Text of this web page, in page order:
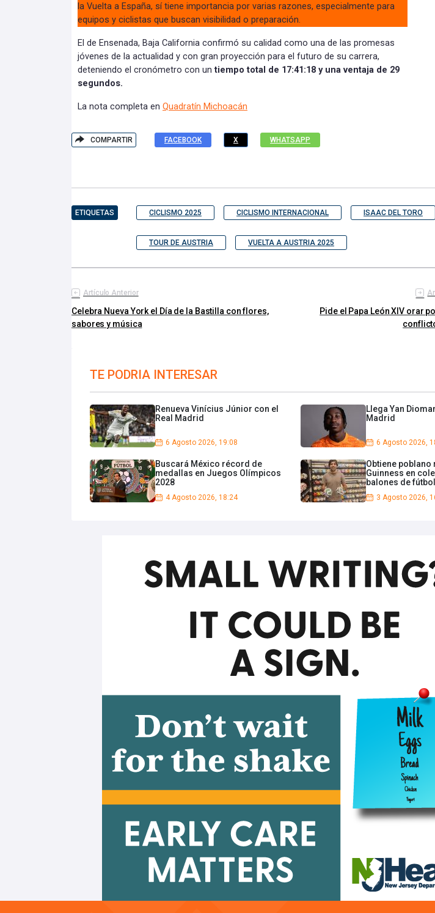
la Vuelta a España, sí tiene importancia por varias razones, especialmente para
equipos y ciclistas que buscan visibilidad o preparación.
El de Ensenada, Baja California confirmó su calidad como una de las promesas
jóvenes de la actualidad y con gran proyección para el futuro de su carrera,
deteniendo el cronómetro con untiempo total de 17:41:18 y una ventaja de 29
segundos.
La nota completa en Quadratín Michoacán
COMPARTIR FACEBOOK X WHATSAPP
ETIQUETAS CICLISMO 2025 CICLISMO INTERNACIONAL ISAAC DEL TORO
TOUR DE AUSTRIA VUELTA A AUSTRIA 2025
Artículo Anterior
Celebra Nueva York el Día de la Bastilla con flores,
sabores y música
Pide el Papa León XIV orar
TE PODRIA INTERESAR
Renueva Vinícius Júnior con el
Real Madrid
6 Agosto 2026, 19:08
Llega Yan
Madrid
6 Agosto 2026,
Buscará México récord de
medallas en Juegos Olímpicos
2028
4 Agosto 2026, 18:24
Obtiene poblano
Guinness en
balones de fútbol
3 Agosto 2026,